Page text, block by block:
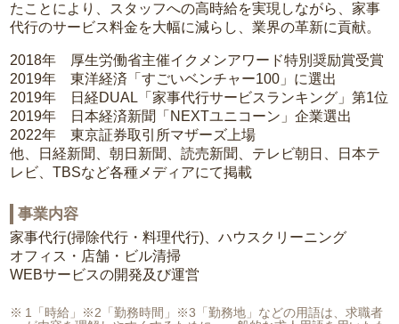
たことにより、スタッフへの高時給を実現しながら、家事
代行のサービス料金を大幅に減らし、業界の革新に貢献。
2018年 厚生労働省主催イクメンアワード特別奨励賞受賞
2019年 東洋経済「すごいベンチャー100」に選出
2019年 日経DUAL「家事代行サービスランキング」第1位
2019年 日本経済新聞「NEXTユニコーン」企業選出
2022年 東京証券取引所マザーズ上場
他、日経新聞、朝日新聞、読売新聞、テレビ朝日、日本テ
レビ、TBSなど各種メディアにて掲載
事業内容
家事代行(掃除代行・料理代行)、ハウスクリーニング
オフィス・店舗・ビル清掃
WEBサービスの開発及び運営
1「時給」※2「勤務時間」※3「勤務地」などの用語は、求職者